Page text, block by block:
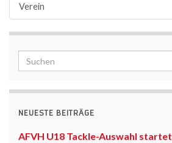
Verein
NEUESTE BEITRÄGE
AFVH U18 Tackle-Auswahl startet